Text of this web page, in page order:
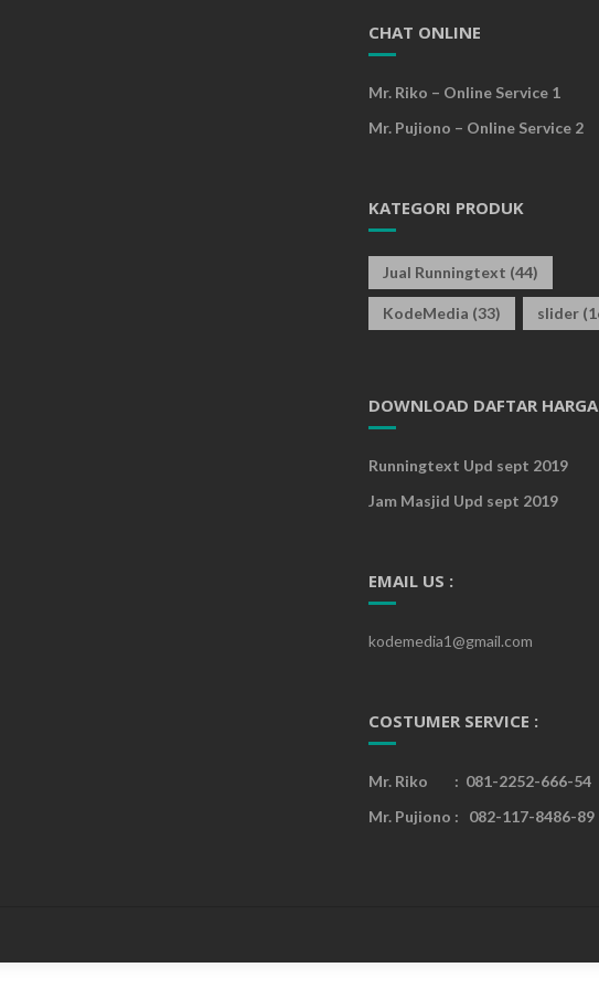
CHAT ONLINE
Mr. Riko – Online Service 1
Mr. Pujiono – Online Service 2
KATEGORI PRODUK
Jual Runningtext (44)
KodeMedia (33) slider
DOWNLOAD DAFTAR HARGA
Runningtext Upd sept 2019
Jam Masjid Upd sept 2019
EMAIL US :
kodemedia1@gmail.com
COSTUMER SERVICE :
Mr. Riko : 081-2252-666-54
Mr. Pujiono : 082-117-8486-89